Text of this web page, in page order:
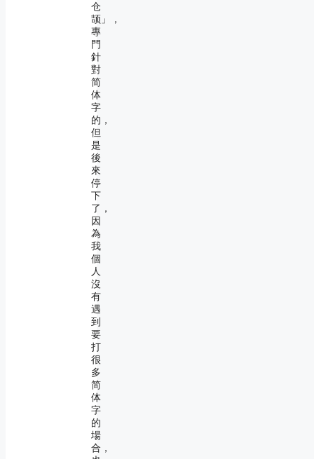
仓
颉」，
專
門
針
對
简
体
字
的，
但
是
後
來
停
下
了，
因
為
我
個
人
沒
有
遇
到
要
打
很
多
简
体
字
的
場
合，